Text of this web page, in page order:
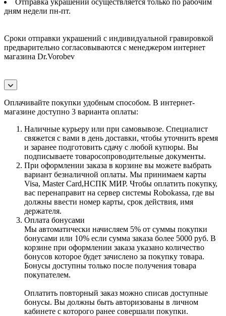
дням недели пн-пт.
Сроки отправки украшений с индивидуальной гравировкой
предварительно согласовываются с менеджером интернет
магазина Dr.Vorobev
Оплачивайте покупки удобным способом. В интернет-
магазине доступно 3 варианта оплаты:
Наличные курьеру или при самовывозе. Специалист
свяжется с вами в день доставки, чтобы уточнить время
и заранее подготовить сдачу с любой купюры. Вы
подписываете товаросопроводительные документы.
При оформлении заказа в корзине вы можете выбрать
вариант безналичной оплаты. Мы принимаем карты
Visa, Master Card,НСПК МИР. Чтобы оплатить покупку,
вас перенаправит на сервер системы Robokassa, где вы
должны ввести номер карты, срок действия, имя
держателя.
Оплата бонусами
Мы автоматически начисляем 5% от суммы покупки
бонусами или 10% если сумма заказа более 5000 руб. В
корзине при оформлении заказа указано количество
бонусов которое будет зачислено за покупку товара.
Бонусы доступны только после получения товара
покупателем.
Оплатить повторный заказ можно списав доступные
бонусы. Вы должны быть авторизованы в личном
кабинете с которого ранее совершали покупки.